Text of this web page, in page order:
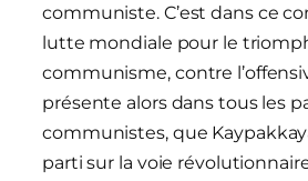
communiste. C’est dans ce
lutte mondiale pour le
communisme, contre
présente alors dans tous les
communistes, que
parti sur la voie